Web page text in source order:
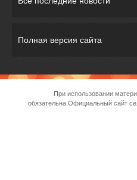
Полная версия сайта
При использовании
обязательна. Официальный сайт